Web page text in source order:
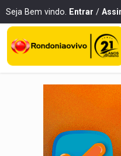
Seja Bem vindo. Entrar /